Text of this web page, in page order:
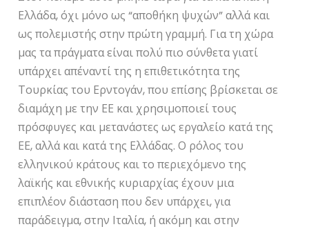
Ελλάδα, όχι μόνο ως “αποθήκη ψυχών” αλλά και
ως πολεμιστής στην πρώτη γραμμή. Για τη χώρα
μας τα πράγματα είναι πολύ πιο σύνθετα γιατί
υπάρχει απέναντί της η επιθετικότητα της
Τουρκίας του Ερντογάν, που επίσης βρίσκεται σε
διαμάχη με την ΕΕ και χρησιμοποιεί τους
πρόσφυγες και μετανάστες ως εργαλείο κατά της
ΕΕ, αλλά και κατά της Ελλάδας. Ο ρόλος του
ελληνικού κράτους και το περιεχόμενο της
λαϊκής και εθνικής κυριαρχίας έχουν μια
επιπλέον διάσταση που δεν υπάρχει, για
παράδειγμα, στην Ιταλία, ή ακόμη και στην